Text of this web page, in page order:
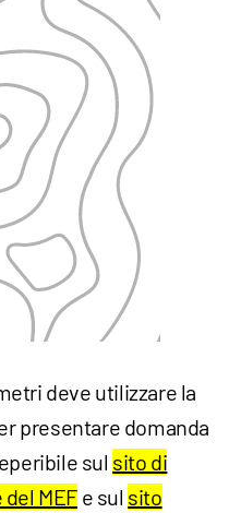
deve utilizzare la
presentare domanda
sul sito di
MEF e sul sito